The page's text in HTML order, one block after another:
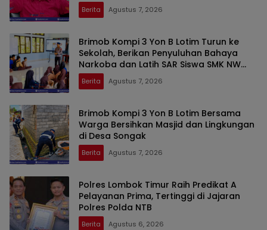
Berita Agustus 7, 2026
Brimob Kompi 3 Yon B Lotim Turun ke
Sekolah, Berikan Penyuluhan Bahaya
Narkoba dan Latih SAR Siswa SMK NW
Benteng
Berita Agustus 7, 2026
Brimob Kompi 3 Yon B Lotim Bersama
Warga Bersihkan Masjid dan Lingkungan
di Desa Songak
Berita Agustus 7, 2026
Polres Lombok Timur Raih Predikat A
Pelayanan Prima, Tertinggi di Jajaran
Polres Polda NTB
Berita Agustus 6, 2026